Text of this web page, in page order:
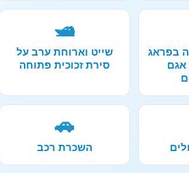
בפראג
אגם
🛥️
שייט וארוחת ערב על
סירת זכוכית פתוחה
🚗
השכרת רכב